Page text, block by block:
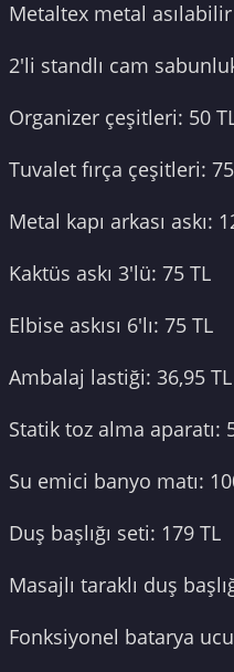
Metaltex metal
2'li standlı cam
Organizer çeşitleri: 50
Tuvalet fırça çeşitleri:
Metal kapı arkası askı:
Kaktüs askı 3'lü: 75 TL
Elbise askısı 6'lı: 75 TL
Ambalaj lastiği: 36,95 TL
Statik toz alma aparatı:
Su emici banyo matı:
Duş başlığı seti: 179 TL
Masajlı taraklı duş
Fonksiyonel batarya